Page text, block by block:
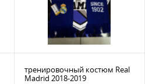
тренировочный костюм Real
Madrid 2018-2019